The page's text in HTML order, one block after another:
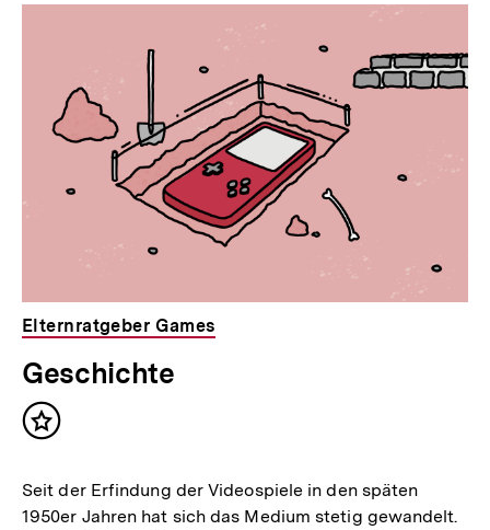
Elternratgeber Games
Geschichte
Inhalt
Seit der Erfindung der Videospiele in den späten
1950er Jahren hat sich das Medium stetig gewandelt.